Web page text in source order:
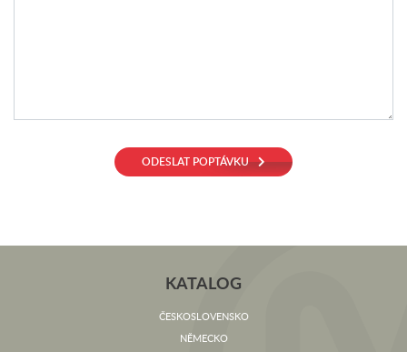
ODESLAT POPTÁVKU
KATALOG
ČESKOSLOVENSKO
NĚMECKO